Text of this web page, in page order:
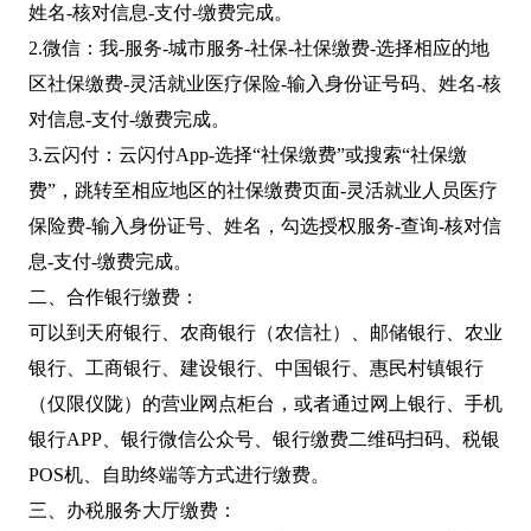
姓名-核对信息-支付-缴费完成。
2.微信：我-服务-城市服务-社保-社保缴费-选择相应的地
区社保缴费-灵活就业医疗保险-输入身份证号码、姓名-核
对信息-支付-缴费完成。
3.云闪付：云闪付App-选择“社保缴费”或搜索“社保缴
费”，跳转至相应地区的社保缴费页面-灵活就业人员医疗
保险费-输入身份证号、姓名，勾选授权服务-查询-核对信
息-支付-缴费完成。
二、合作银行缴费：
可以到天府银行、农商银行（农信社）、邮储银行、农业
银行、工商银行、建设银行、中国银行、惠民村镇银行
（仅限仪陇）的营业网点柜台，或者通过网上银行、手机
银行APP、银行微信公众号、银行缴费二维码扫码、税银
POS机、自助终端等方式进行缴费。
三、办税服务大厅缴费：